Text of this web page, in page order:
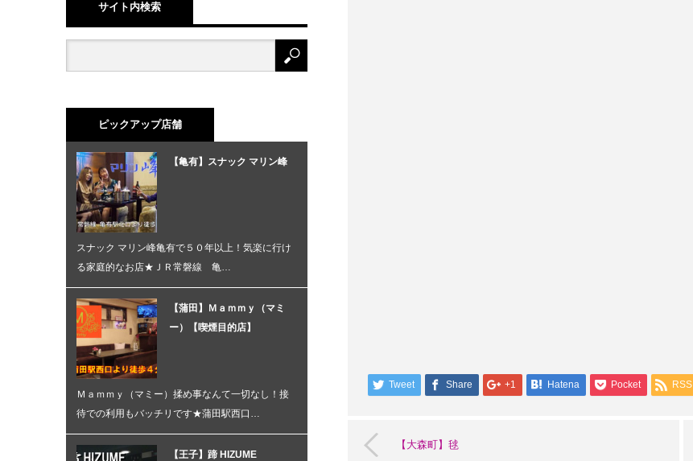
Tweet Share +1 Hatena Pocket RSS
【大森町】毬
サイト内検索
ピックアップ店舗
【亀有】スナック マリン峰
スナック マリン峰亀有で５０年以上！気楽に行け
る家庭的なお店★ＪＲ常磐線 亀…
【蒲田】Ｍａｍｍｙ（マミ
ー）【喫煙目的店】
Ｍａｍｍｙ（マミー）揉め事なんて一切なし！接
待での利用もバッチリです★蒲田駅西口…
【王子】蹄 HIZUME